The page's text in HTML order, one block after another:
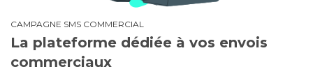
CAMPAGNE SMS COMMERCIAL
La plateforme dédiée à vos envois
commerciaux